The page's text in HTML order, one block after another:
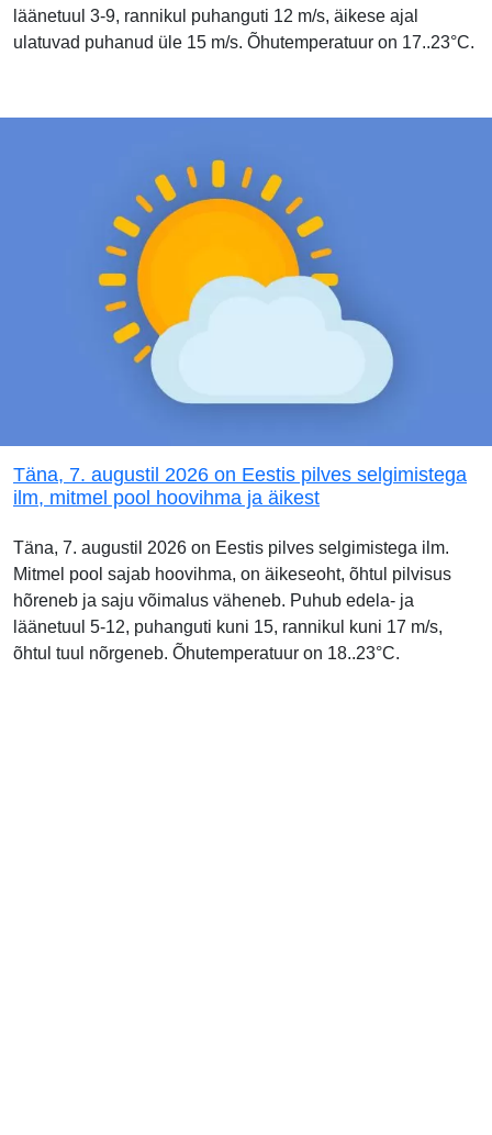
läänetuul 3-9, rannikul puhanguti 12 m/s, äikese ajal
ulatuvad puhanud üle 15 m/s. Õhutemperatuur on 17..23°C.
Täna, 7. augustil 2026 on Eestis pilves selgimistega
ilm, mitmel pool hoovihma ja äikest
Täna, 7. augustil 2026 on Eestis pilves selgimistega ilm.
Mitmel pool sajab hoovihma, on äikeseoht, õhtul pilvisus
hõreneb ja saju võimalus väheneb. Puhub edela- ja
läänetuul 5-12, puhanguti kuni 15, rannikul kuni 17 m/s,
õhtul tuul nõrgeneb. Õhutemperatuur on 18..23°C.